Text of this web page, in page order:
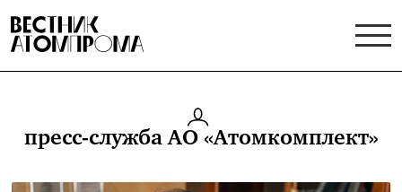
пресс-служба АО «Атомкомплект»